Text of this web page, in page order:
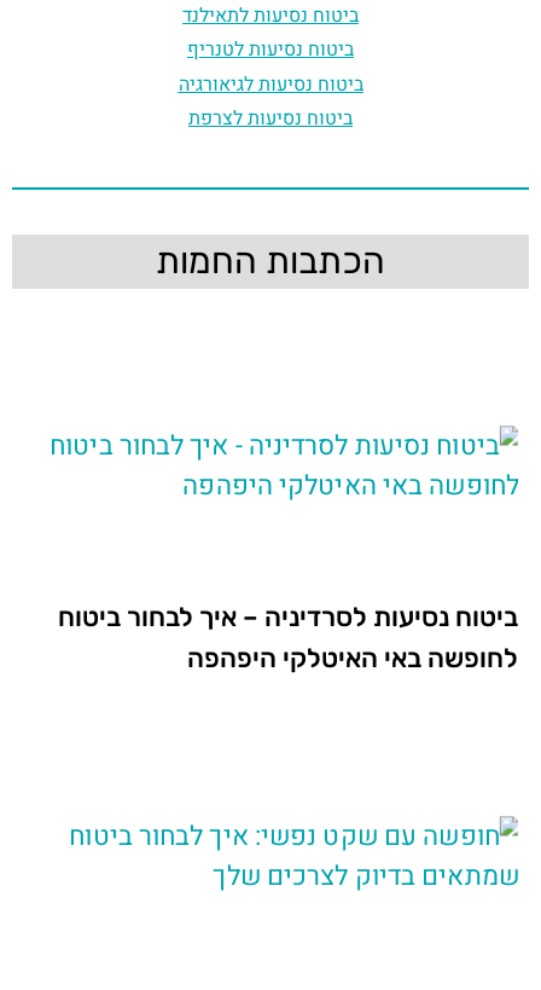
ביטוח נסיעות לתאילנד
ביטוח נסיעות לטנריף
ביטוח נסיעות לגיאורגיה
ביטוח נסיעות לצרפת
הכתבות החמות
ביטוח נסיעות לסרדיניה – איך לבחור ביטוח
לחופשה באי האיטלקי היפהפה